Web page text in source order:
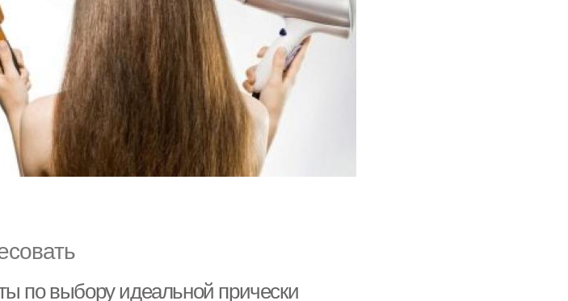
по выбору идеальной прически